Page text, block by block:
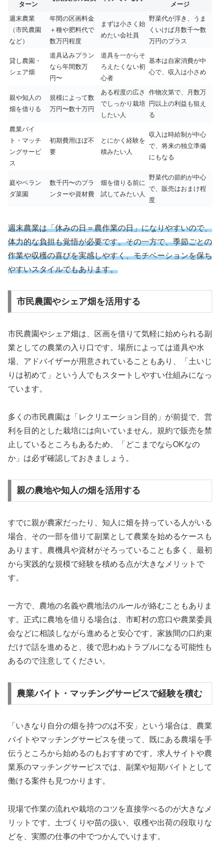
ターン
メージ
週末農業
（市民農園
など）
年間の区画料金
＋種や肥料代で
数万円程度
まずは小さく始
めたい会社員
野菜代が浮き、うま
くいけば月数千〜数
万円のプラス
貸し農園・
シェア畑
道具込みプラン
なら年間数万
円〜
道具を一からそ
ろえたくない初
心者
基本は自家消費が中
心で、収入は小さめ
親や知人の
畑を借りる
規模によって数
万円〜数十万円
ある程度の広さ
でしっかり栽培
したい人
作物次第で、月数万
円以上の利益も狙え
る
農業バイ
ト・マッチ
ングサービ
ス
初期費用ほぼ不
要
とにかく経験を
積みたい人
収入は時給制が中心
で、将来の独立準備
にもなる
庭やベラン
ダ菜園
数千円〜のプラ
ンターや資材費
畑を借りる前に
試してみたい人
野菜代の節約が中心
で、販売はおまけ程
度
週末農業は「休みの日＝農作業の日」になりやすいので、
体力的な負担も覚悟が必要です。その一方で、季節ごとの
作業や収穫の喜びを実感しやすく、モチベーションを保ち
やすいスタイルでもあります。
市民農園やシェア畑を活用する
市民農園やシェア畑は、区画を借りて気軽に始められる副
業としての農業の入り口です。場所によっては道具や水
場、アドバイザーが用意されていることもあり、「土いじ
りは初めて」という人でもスタートしやすい仕組みになっ
ています。
多くの市民農園は「レクリエーション目的」が前提で、営
利を目的とした栽培には向いていません。規約で販売を禁
止しているところもあるため、「どこまでならOKなの
か」は必ず確認しておきましょう。
親の農地や知人の畑を活用する
すでに親が農家だったり、知人に畑を持っている人がいる
場合、その一部を借りて副業として農業を始めるケースも
あります。農機具や資材がそろっていることも多く、最初
から実践的な規模で経験を積める点が大きなメリットで
す。
一方で、農地の名義や農地法のルールが絡むこともありま
す。正式に農地を借りる場合は、市町村の窓口や農業委員
会などに相談しながら進めると安心です。家族間の口約束
だけで話を進めると、後で思わぬトラブルになる可能性も
あるので注意してください。
農業バイト・マッチングサービスで経験を積む
「いきなり自分の畑を持つのは不安」という場合は、農業
バイトやマッチングサービスを使って、既にある農場を手
伝うところから始めるのもおすすめです。求人サイトや農
業系のマッチングサービスでは、副業や短期バイトとして
働ける案件も見つかります。
現場で作業の流れや栽培のコツを直接学べるのが大きなメ
リットです。土づくりや苗の扱い、収穫や出荷の段取りな
どを、実際の仕事の中でつかんでいけます。